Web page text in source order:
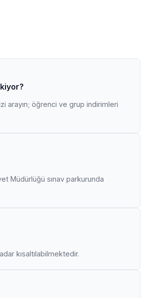
arayın; öğrenci ve grup indirimleri
Müdürlüğü sınav parkurunda
kısaltılabilmektedir.